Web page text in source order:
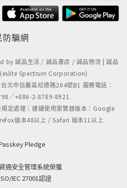
防騙網
by 誠品生活 / 誠品書店 / 誠品物流 | 誠品
(eslite Spectrum Corporation)
北市信義區松德路204號B1 服務電話：
／+886-2-8789-8921
定處理｜建議使用瀏覽器版本：Google
版本48以上 / Safari 版本11以上
Pledge
通安全管理系統榮獲
IEC 27001認證